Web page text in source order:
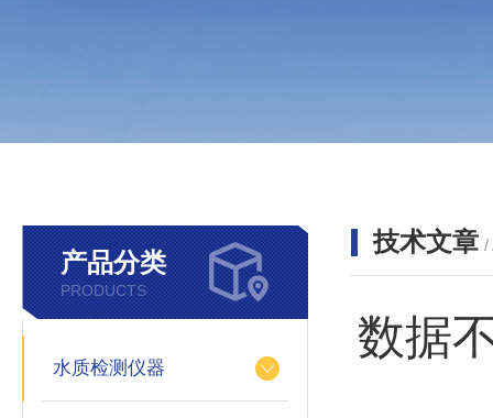
产品分类
PRODUCTS
水质检测仪器
技术文章 /
数据